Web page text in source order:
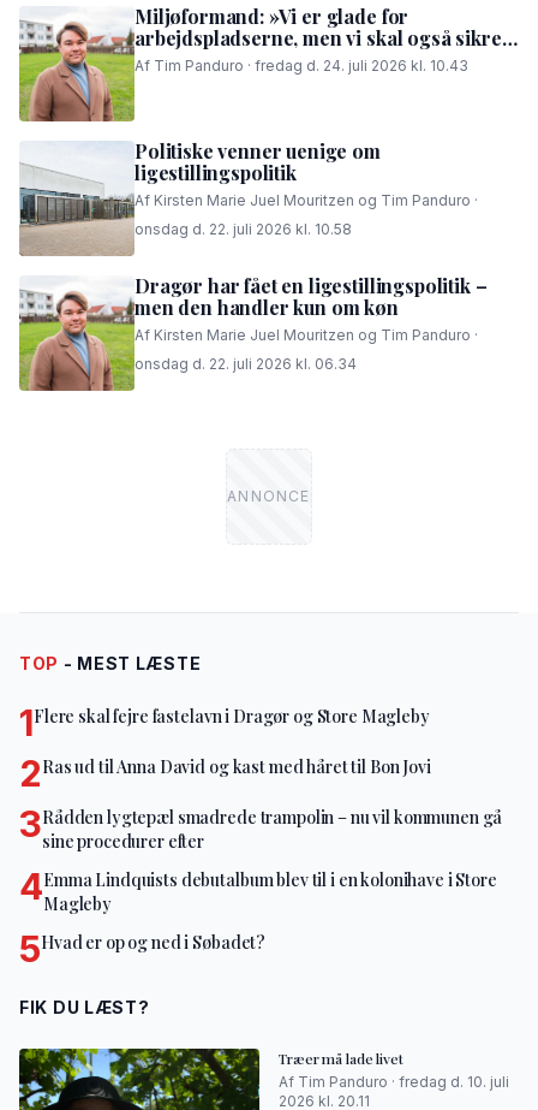
Miljøformand: »Vi er glade for
arbejdspladserne, men vi skal også sikre,
at folk i området kan få en god nattesøvn«
Af Tim Panduro · fredag d. 24. juli 2026 kl. 10.43
Politiske venner uenige om
ligestillingspolitik
Af Kirsten Marie Juel Mouritzen og Tim Panduro ·
onsdag d. 22. juli 2026 kl. 10.58
Dragør har fået en ligestillingspolitik –
men den handler kun om køn
Af Kirsten Marie Juel Mouritzen og Tim Panduro ·
onsdag d. 22. juli 2026 kl. 06.34
TOP - MEST LÆSTE
1Flere skal fejre fastelavn i Dragør og Store Magleby
2Ras ud til Anna David og kast med håret til Bon Jovi
3Rådden lygtepæl smadrede trampolin – nu vil kommunen gå
sine procedurer efter
4Emma Lindquists debutalbum blev til i en kolonihave i Store
Magleby
5Hvad er op og ned i Søbadet?
FIK DU LÆST?
Træer må lade livet
Af Tim Panduro · fredag d. 10. juli
2026 kl. 20.11